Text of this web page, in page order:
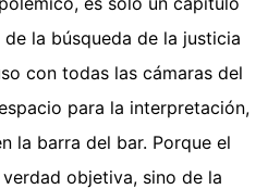
la búsqueda de la justicia
con todas las cámaras del
para la interpretación,
la barra del bar. Porque el
objetiva, sino de la